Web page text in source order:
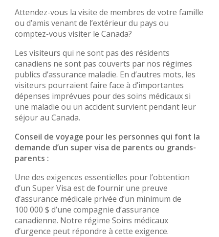
Attendez-vous la visite de membres de votre famille
ou d’amis venant de l’extérieur du pays ou
comptez-vous visiter le Canada?
Les visiteurs qui ne sont pas des résidents
canadiens ne sont pas couverts par nos régimes
publics d’assurance maladie. En d’autres mots, les
visiteurs pourraient faire face à d’importantes
dépenses imprévues pour des soins médicaux si
une maladie ou un accident survient pendant leur
séjour au Canada.
Conseil de voyage pour les personnes qui font la
demande d’un super visa de parents ou grands-
parents :
Une des exigences essentielles pour l’obtention
d’un Super Visa est de fournir une preuve
d’assurance médicale privée d’un minimum de
100 000 $ d’une compagnie d’assurance
canadienne. Notre régime Soins médicaux
d’urgence peut répondre à cette exigence.